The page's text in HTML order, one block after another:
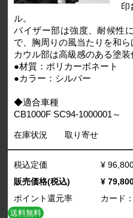
印
ル。
バイザー部は強度、耐候性
で、胸周りの風当たりを和ら
カウル部は高級感のある塗装
●材質：ポリカーボネート
●カラー：シルバー
◆適合車種
CB1000F SC94-1000001～
在庫状況 取り寄せ
税込定価
¥
販売価格(税込)
¥
ポイント還元率
カード
送料無料